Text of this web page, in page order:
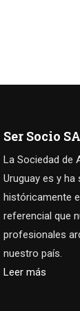
Ser Socio
La Sociedad de
Uruguay es y ha
históricamente
referencial que
profesionales
nuestro país.
Leer más